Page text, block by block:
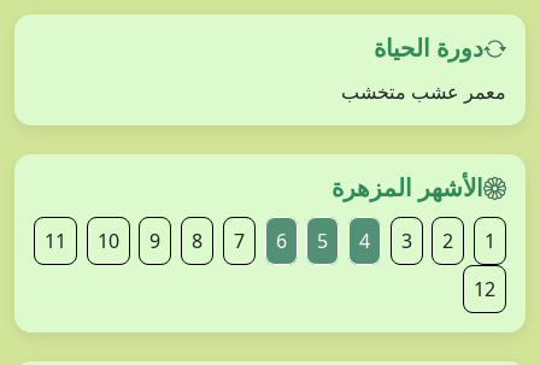
دورة الحياة
معمر عشب متخشب
الأشهر المزهرة
1
2
3
4
5
6
7
8
9
10
11
12